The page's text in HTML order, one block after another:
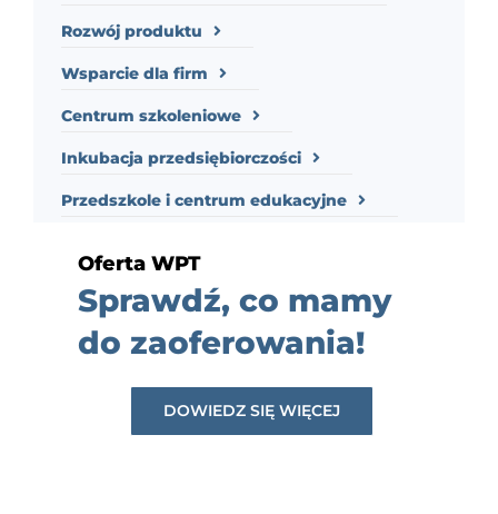
Oferta WPT
Sprawdź, co mamy
do zaoferowania!
DOWIEDZ SIĘ WIĘCEJ
Rozwój produktu
Wsparcie dla firm
Centrum szkoleniowe
Inkubacja przedsiębiorczości
Przedszkole i centrum edukacyjne